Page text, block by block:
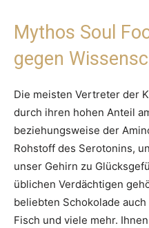
Mythos Soul
gegen
Die meisten Vertreter der
durch ihren hohen Anteil
beziehungsweise der
Rohstoff des Serotonins,
unser Gehirn zu
üblichen Verdächtigen
beliebten Schokolade
Fisch und viele mehr.